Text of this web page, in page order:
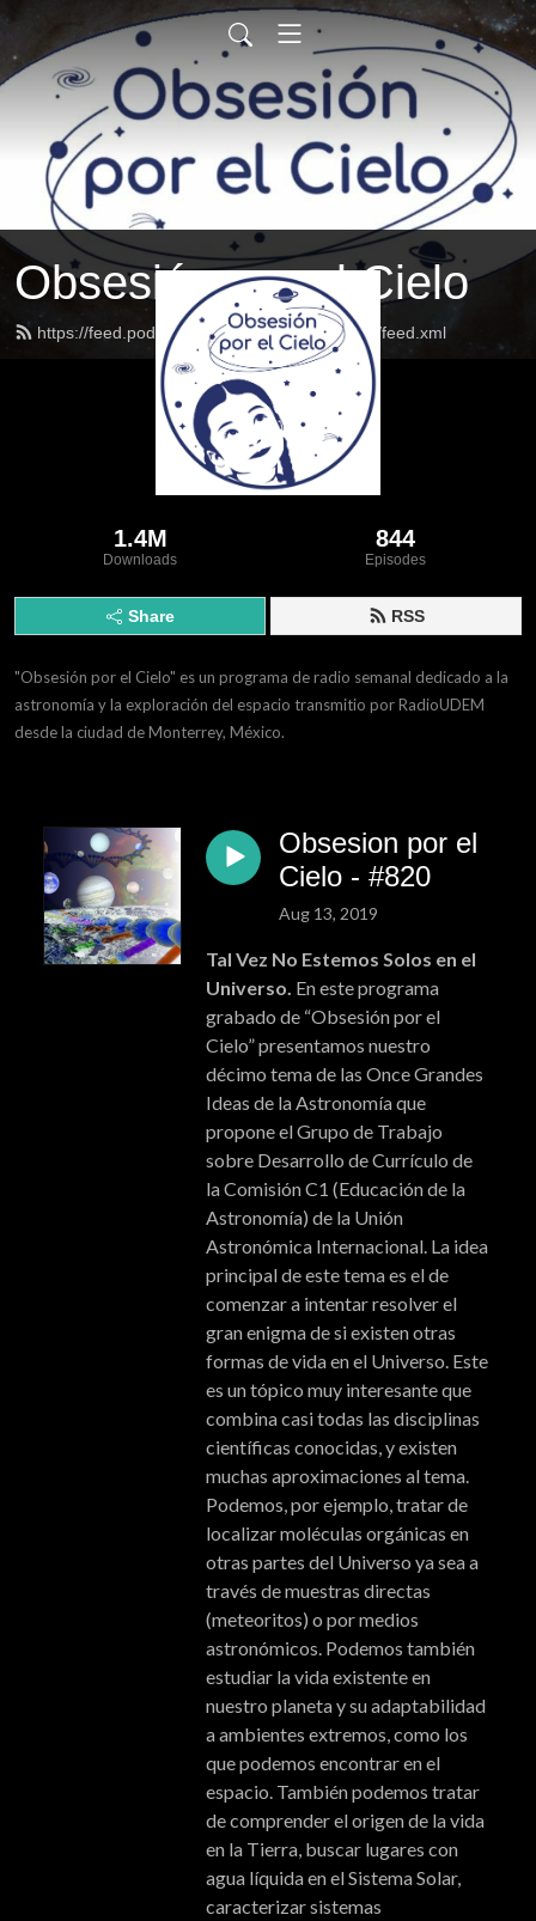
Obsesión por el Cielo
https://feed.podbean.com/obsesionporelcielo/feed.xml
1.4M
Downloads
844
Episodes
Share RSS
"Obsesión por el Cielo" es un programa de radio semanal dedicado a la
astronomía y la exploración del espacio transmitio por RadioUDEM
desde la ciudad de Monterrey, México.
Obsesion por el
Cielo - #820
Aug 13, 2019
Tal Vez No Estemos Solos en el
Universo. En este programa
grabado de “Obsesión por el
Cielo” presentamos nuestro
décimo tema de las Once Grandes
Ideas de la Astronomía que
propone el Grupo de Trabajo
sobre Desarrollo de Currículo de
la Comisión C1 (Educación de la
Astronomía) de la Unión
Astronómica Internacional. La idea
principal de este tema es el de
comenzar a intentar resolver el
gran enigma de si existen otras
formas de vida en el Universo. Este
es un tópico muy interesante que
combina casi todas las disciplinas
científicas conocidas, y existen
muchas aproximaciones al tema.
Podemos, por ejemplo, tratar de
localizar moléculas orgánicas en
otras partes del Universo ya sea a
través de muestras directas
(meteoritos) o por medios
astronómicos. Podemos también
estudiar la vida existente en
nuestro planeta y su adaptabilidad
a ambientes extremos, como los
que podemos encontrar en el
espacio. También podemos tratar
de comprender el origen de la vida
en la Tierra, buscar lugares con
agua líquida en el Sistema Solar,
caracterizar sistemas